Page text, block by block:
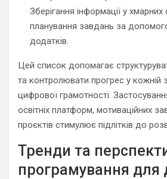
Зберігання інформації у хмарних
планування завдань за
додатків.
Цей список допомагає
та контролювати прогрес у кожній
цифрової грамотності.
освітніх платформ, мотиваційних
проєктів стимулює підлітків до
Тренди та
програмування для